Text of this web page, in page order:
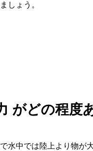
しょう。
がどの程度
水中では陸上より物が